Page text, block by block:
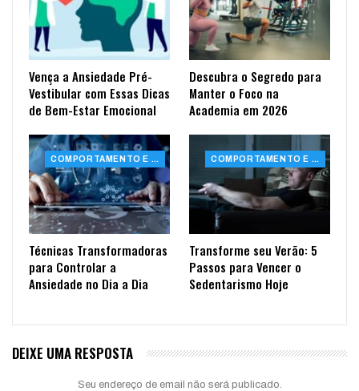
Vença a Ansiedade Pré-
Vestibular com Essas Dicas
de Bem-Estar Emocional
Descubra o Segredo para
Manter o Foco na
Academia em 2026
COMPORTAMENTO E SAÚDE
Técnicas Transformadoras
para Controlar a
Ansiedade no Dia a Dia
COMPORTAMENTO E SAÚDE
Transforme seu Verão: 5
Passos para Vencer o
Sedentarismo Hoje
DEIXE UMA RESPOSTA
Seu endereço de email não será publicado.